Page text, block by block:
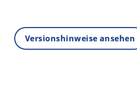
Versionshinweise ansehen